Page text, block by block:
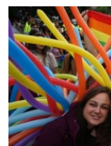
ТЕЛЕПРОЕКТ
СОВЕТЫ
ПРОПАВШИЕ БЕЗ
ПОБЕДИТЕЛЕЙ НЕ
ELIFBE
Українською
Qırımtatar
ПРИСОЕДИНЯЙТЕСЬ!